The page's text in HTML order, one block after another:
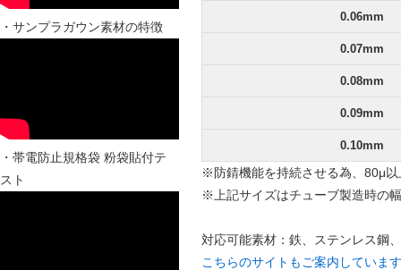
・サンプラガウン素材の特徴
・帯電防止規格袋 粉袋貼付テ
スト
0.06mm
0.07mm
0.08mm
0.09mm
0.10mm
※防錆機能を持続させる為、80μ
※上記サイズはチューブ製造時の
対応可能素材：鉄、ステンレス鋼
こちらのサイトもご案内していま